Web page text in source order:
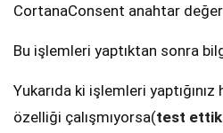
CortanaConsent anahtar
Bu işlemleri yaptıktan sonra
Yukarıda ki işlemleri
özelliği çalışmıyorsa(test ettik